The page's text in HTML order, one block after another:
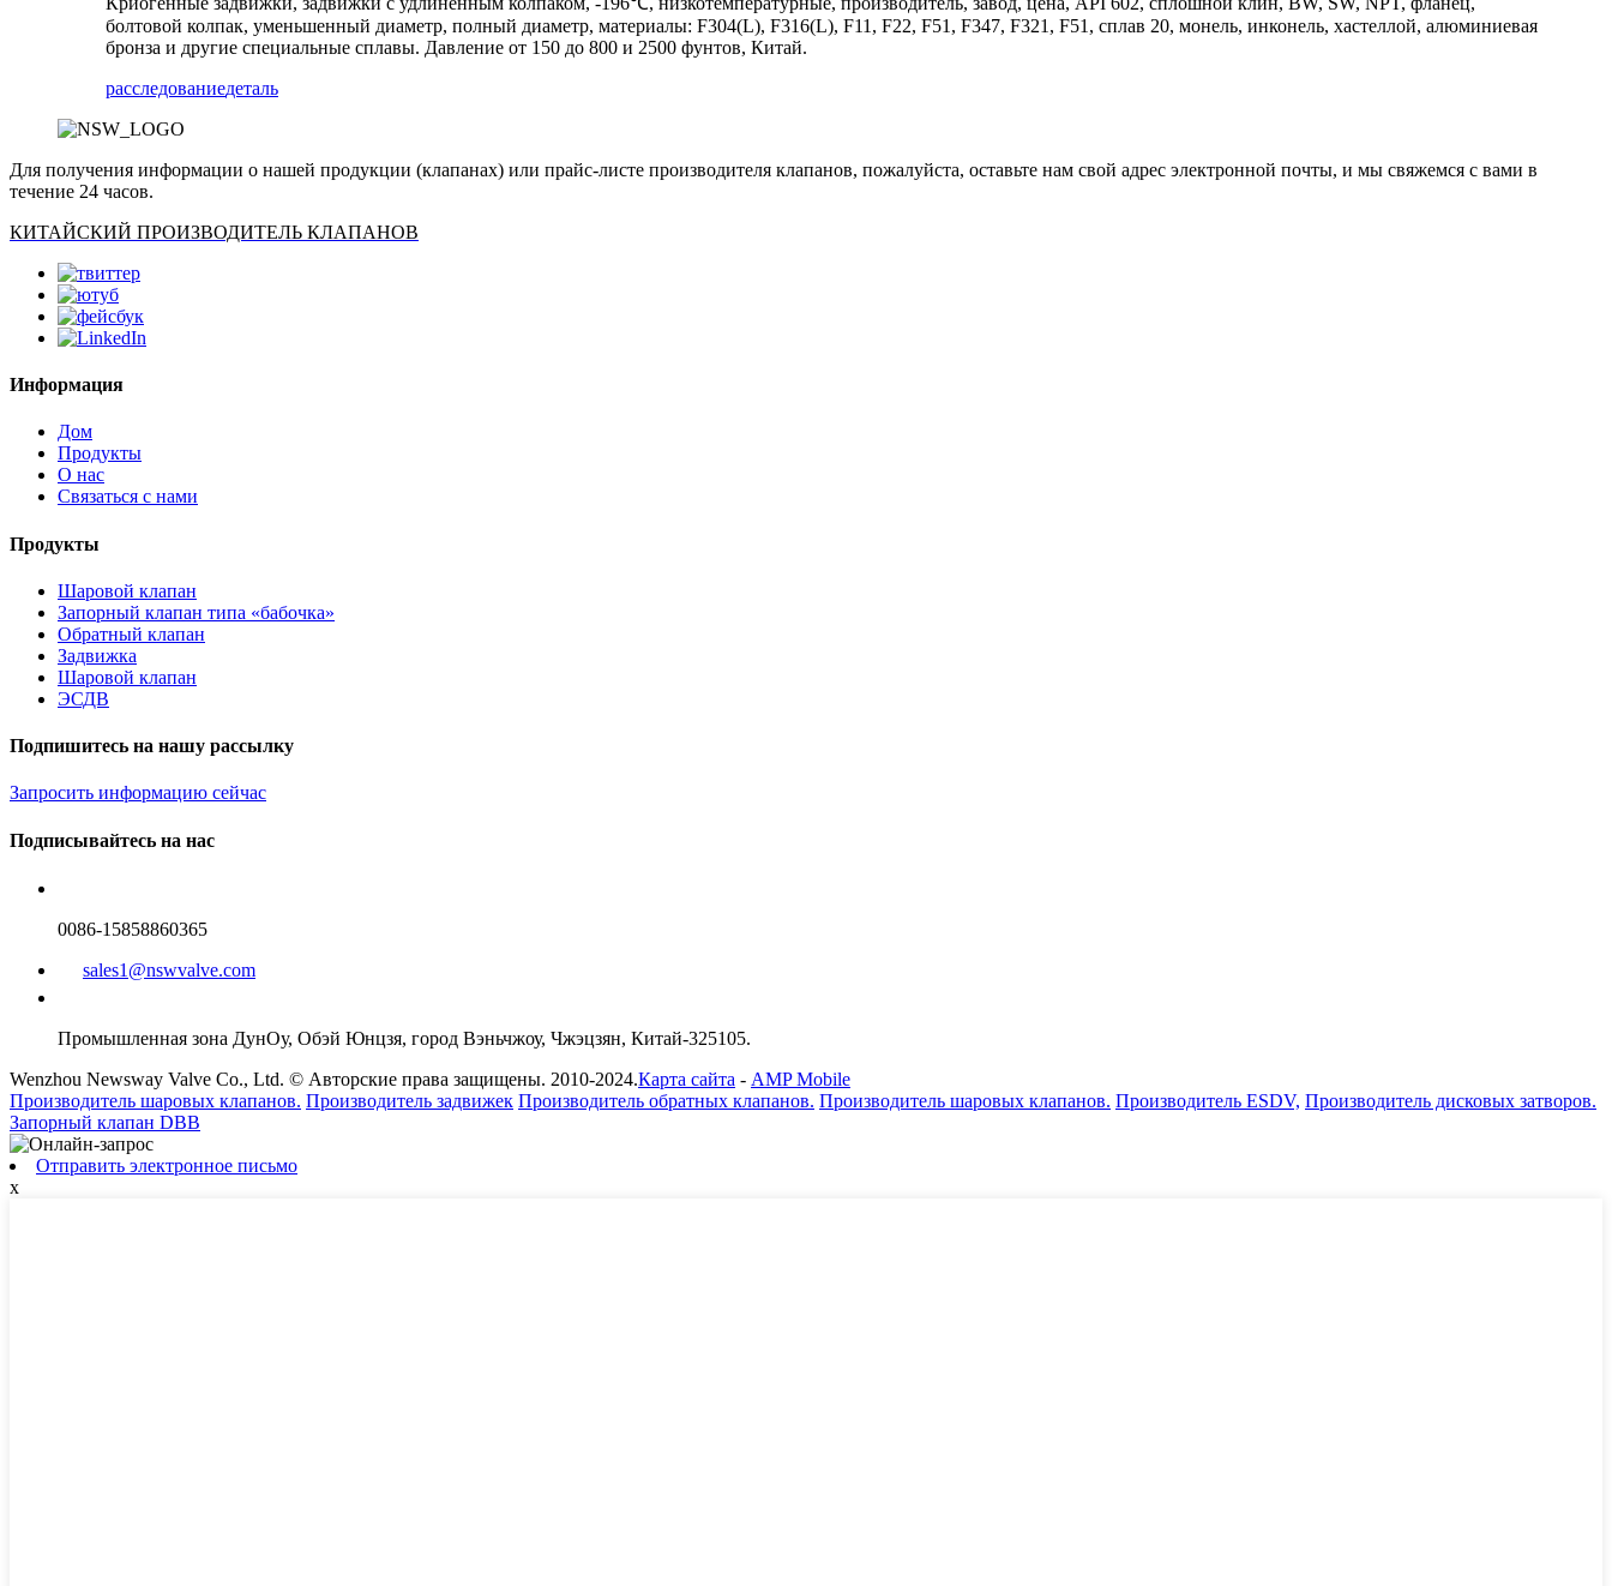
болтовой колпак, уменьшенный диаметр, полный диаметр, материалы: F304(L), F316(L), F11, F22, F51, F347, F321, F51, сплав 20, монель, инконель, хастеллой, алюминиевая
бронза и другие специальные сплавы. Давление от 150 до 800 и 2500 фунтов, Китай.
расследованиедеталь
Для получения информации о нашей продукции (клапанах) или прайс-листе производителя клапанов, пожалуйста, оставьте нам свой адрес электронной почты, и мы свяжемся с вами в
течение 24 часов.
КИТАЙСКИЙ ПРОИЗВОДИТЕЛЬ КЛАПАНОВ
Информация
Дом
Продукты
О нас
Связаться с нами
Продукты
Шаровой клапан
Запорный клапан типа «бабочка»
Обратный клапан
Задвижка
Шаровой клапан
ЭСДВ
Подпишитесь на нашу рассылку
Запросить информацию сейчас
Подписывайтесь на нас
0086-15858860365
sales1@nswvalve.com
Промышленная зона ДунОу, Обэй Юнцзя, город Вэньчжоу, Чжэцзян, Китай-325105.
Wenzhou Newsway Valve Co., Ltd. © Авторские права защищены. 2010-2024.Карта сайта - AMP Mobile
Производитель шаровых клапанов. Производитель задвижек Производитель обратных клапанов. Производитель шаровых клапанов. Производитель ESDV, Производитель дисковых затворов.
Запорный клапан DBB
Отправить электронное письмо
x